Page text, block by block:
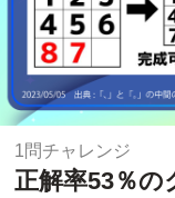
1問チャレンジ
正解率53％の